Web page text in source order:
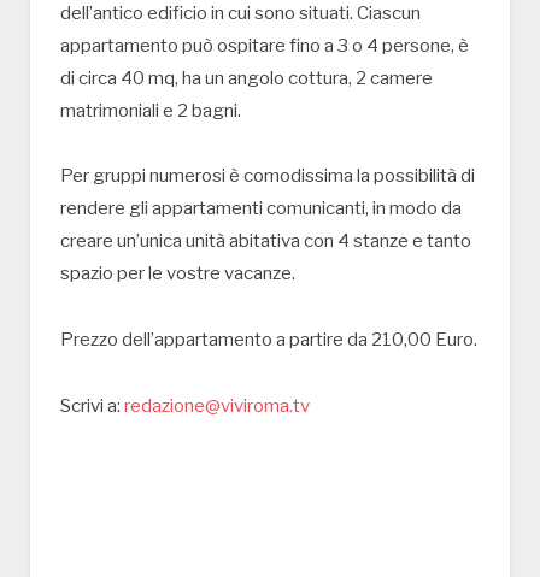
dell’antico edificio in cui sono situati. Ciascun
appartamento può ospitare fino a 3 o 4 persone, è
di circa 40 mq, ha un angolo cottura, 2 camere
matrimoniali e 2 bagni.
Per gruppi numerosi è comodissima la possibilità di
rendere gli appartamenti comunicanti, in modo da
creare un’unica unità abitativa con 4 stanze e tanto
spazio per le vostre vacanze.
Prezzo dell’appartamento a partire da 210,00 Euro.
Scrivi a: redazione@viviroma.tv